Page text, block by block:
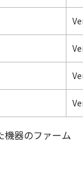
機器のファーム